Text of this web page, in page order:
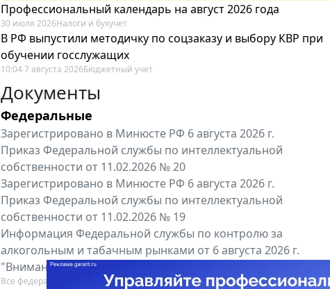
Профессиональный календарь на август 2026 года
30 июля 2026Налоги и бухучет
В РФ выпустили методичку по соцзаказу и выбору КВР при
обучении госслужащих
10:04 7 августа 2026Бюджетный учет
Документы
Федеральные
Зарегистрировано в Минюсте РФ 6 августа 2026 г.
Приказ Федеральной службы по интеллектуальной
собственности от 11.02.2026 № 20
Зарегистрировано в Минюсте РФ 6 августа 2026 г.
Приказ Федеральной службы по интеллектуальной
собственности от 11.02.2026 № 19
Информация Федеральной службы по контролю за
алкогольным и табачным рынками от 6 августа 2026 г.
"Вниманию производителей и импортёров алкогольной...
Все федеральные документы